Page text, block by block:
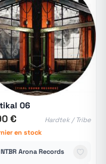
06
€
Hardtek / Tribe
en stock
NTBR Arona Records